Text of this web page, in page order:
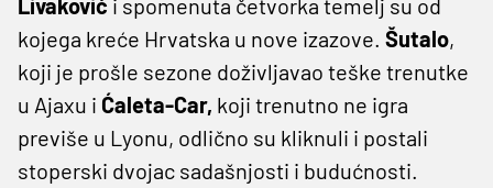
kojega kreće Hrvatska u nove izazove. Šutalo,
koji je prošle sezone doživljavao teške trenutke
u Ajaxu i Ćaleta-Car, koji trenutno ne igra
previše u Lyonu, odlično su kliknuli i postali
stoperski dvojac sadašnjosti i budućnosti.